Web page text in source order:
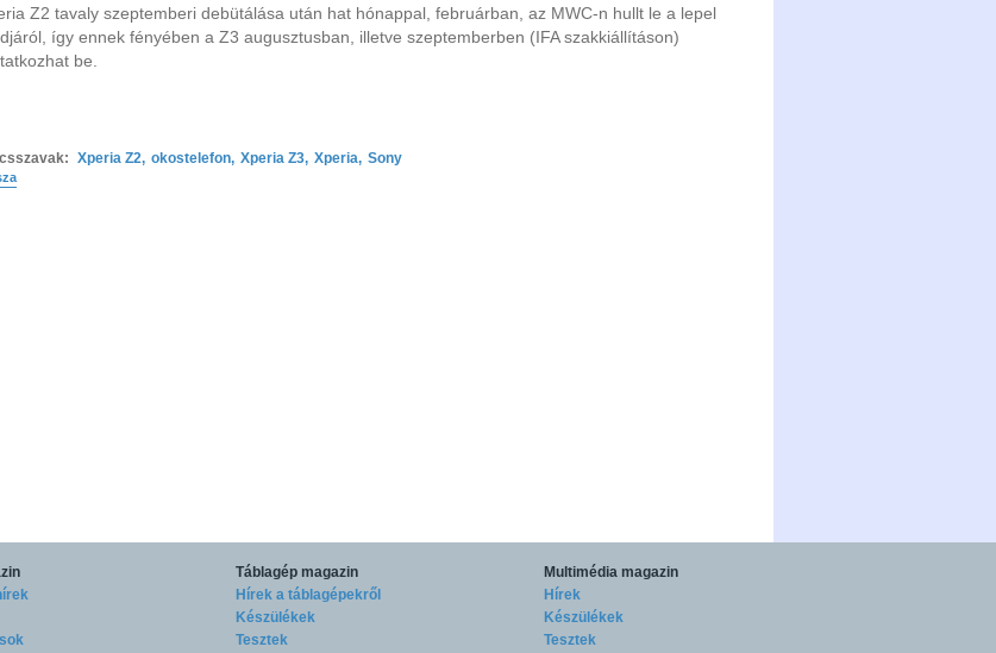
Z2 tavaly szeptemberi debütálása után hat hónappal, februárban, az MWC-n hullt le a lepel
így ennek fényében a Z3 augusztusban, illetve szeptemberben (IFA szakkiállításon)
be.
Xperia Z2, okostelefon, Xperia Z3, Xperia, Sony
Táblagép magazin
Hírek a táblagépekről
Készülékek
Tesztek
Multimédia magazin
Hírek
Készülékek
Tesztek